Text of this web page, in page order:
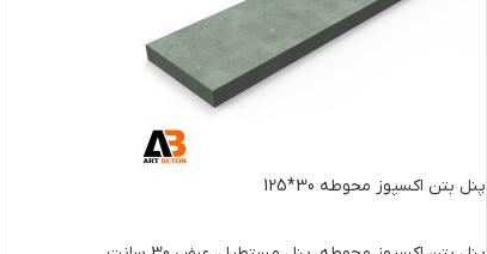
پنل بتن اکسپوز محوطه 30*125